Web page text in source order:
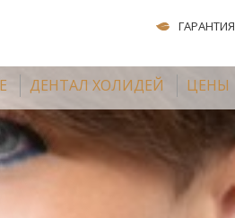
ГАРАНТИЯ
ДЕНТАЛ ХОЛИДЕЙ ЦЕНЫ